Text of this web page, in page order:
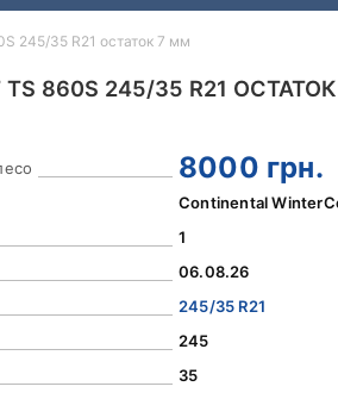
TS 860S 245/35 R21
8000 грн.
Continental
1
06.08.26
245/35 R21
245
35
245/35 R21 остаток 7 мм